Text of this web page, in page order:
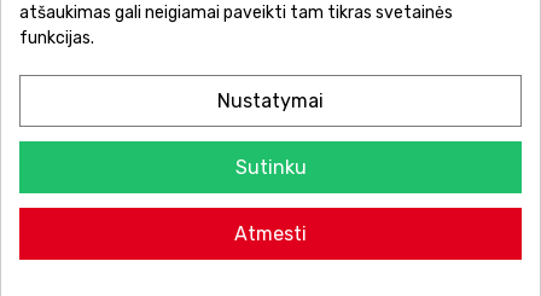
atšaukimas gali neigiamai paveikti tam tikras svetainės
funkcijas.
Nustatymai
Sutinku
Atmesti